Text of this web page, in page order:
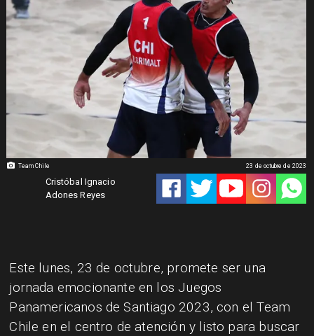
Team Chile
Cristóbal Ignacio
Adones Reyes
23 de octubre de 2023
​Este lunes, 23 de octubre, promete ser una
jornada emocionante en los Juegos
Panamericanos de Santiago 2023, con el Team
Chile en el centro de atención y listo para buscar